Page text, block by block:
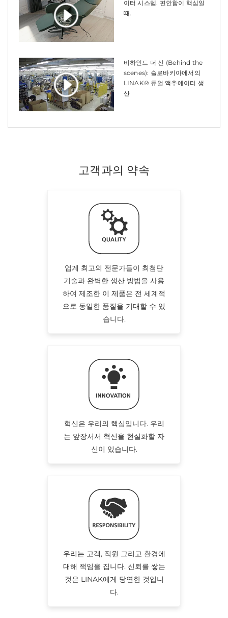
이터 시스템. 편안함이 핵심일
때.
비하인드 더 신 (Behind the
scenes): 슬로바키아에서의
LINAK® 듀얼 액추에이터 생
산
고객과의 약속
업계 최고의 전문가들이 최첨단
기술과 완벽한 생산 방법을 사용
하여 제조한 이 제품은 전 세계적
으로 동일한 품질을 기대할 수 있
습니다.
혁신은 우리의 핵심입니다. 우리
는 앞장서서 혁신을 현실화할 자
신이 있습니다.
우리는 고객, 직원 그리고 환경에
대해 책임을 집니다. 신뢰를 쌓는
것은 LINAK에게 당연한 것입니
다.